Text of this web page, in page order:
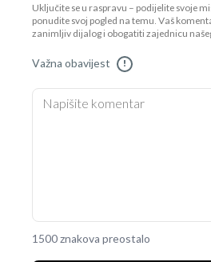
Uključite se u raspravu – podijelite svoje
ponudite svoj pogled na temu. Vaš
zanimljiv dijalog i obogatiti zajednicu
Važna obavijest !
1500 znakova preostalo